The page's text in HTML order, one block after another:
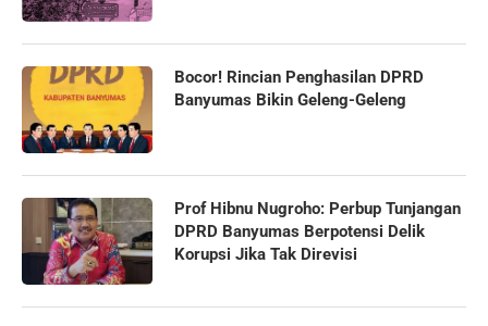
Bocor! Rincian Penghasilan DPRD
Banyumas Bikin Geleng-Geleng
Prof Hibnu Nugroho: Perbup Tunjangan
DPRD Banyumas Berpotensi Delik
Korupsi Jika Tak Direvisi